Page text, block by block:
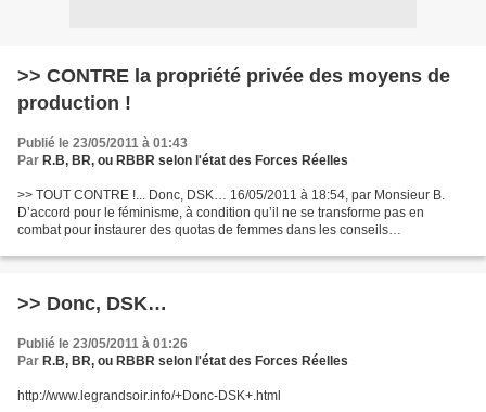
>> CONTRE la propriété privée des moyens de
production !
Publié le 23/05/2011 à 01:43
Par R.B, BR, ou RBBR selon l'état des Forces Réelles
>> TOUT CONTRE !... Donc, DSK… 16/05/2011 à 18:54, par Monsieur B.
D’accord pour le féminisme, à condition qu’il ne se transforme pas en
combat pour instaurer des quotas de femmes dans les conseils
>> Donc, DSK…
Publié le 23/05/2011 à 01:26
Par R.B, BR, ou RBBR selon l'état des Forces Réelles
http://www.legrandsoir.info/+Donc-DSK+.html